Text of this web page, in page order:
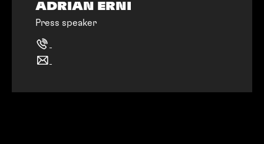
ADRIAN ERNI
Press speaker